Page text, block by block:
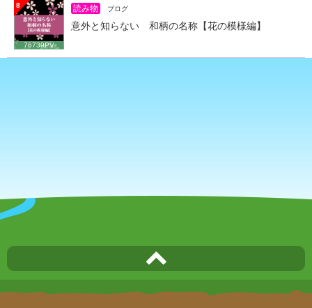
8
76739PV
読み物 ブログ
意外と知らない 和柄の名称【花の模様編】